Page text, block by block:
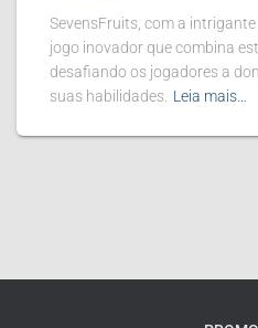
SevensFruits, com a
jogo inovador que combina
desafiando os jogadores a
suas habilidades. Leia mais…